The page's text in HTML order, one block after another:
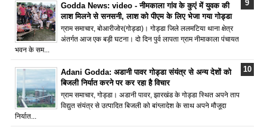
Godda News: video - नीमकाला गांव के कुएं में युवक की
लाश मिलने से सनसनी, लाश को पीएम के लिए भेजा गया गोड्डा
ग्राम समाचार, बोआरीजोर(गोड्डा)। गोड्डा जिले ललमटिया थाना क्षेत्र
अंतर्गत आज एक बड़ी घटना। दो दिन पुर्व लापता ग्राम नीमाकाला पंचायत
भवन के सम...
Adani Godda: अडानी पावर गोड्डा संयंत्र से अन्य देशों को
बिजली निर्यात करने पर कर रहा है विचार
ग्राम समाचार, गोड्डा। अडानी पावर, झारखंड के गोड्डा स्थित अपने ताप
विद्युत संयंत्र से उत्पादित बिजली को बांग्लादेश के साथ अपने मौजूदा
निर्यात...